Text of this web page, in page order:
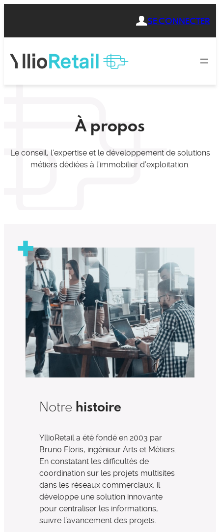
SE CONNECTER
À propos
Le conseil, l’expertise et le développement de solutions
métiers dédiées à l’immobilier d’exploitation.
Notre histoire
YllioRetail a été fondé en 2003 par
Bruno Floris, ingénieur Arts et Métiers.
En constatant les difficultés de
coordination sur les projets multisites
dans les réseaux commerciaux, il
développe une solution innovante
pour centraliser les informations,
suivre l’avancement des projets.